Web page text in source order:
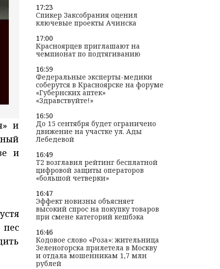
и
и
17:23
Спикер Заксобрания оценил
ключевые проекты Ачинска
17:00
Красноярцев приглашают на
чемпионат по подтягиванию
16:59
Федеральные эксперты-медики
соберутся в Красноярске на форуме
«Губернских аптек»
«Здравствуйте!»
16:50
До 15 сентября будет ограничено
движение на участке ул. Ады
Лебедевой
16:49
T2 возглавил рейтинг бесплатной
цифровой защиты операторов
«большой четверки»
16:47
Эффект новизны объясняет
высокий спрос на покупку товаров
при смене категорий кешбэка
16:46
Кодовое слово «Роза»: жительница
Зеленогорска прилетела в Москву
и отдала мошенникам 1,7 млн
рублей